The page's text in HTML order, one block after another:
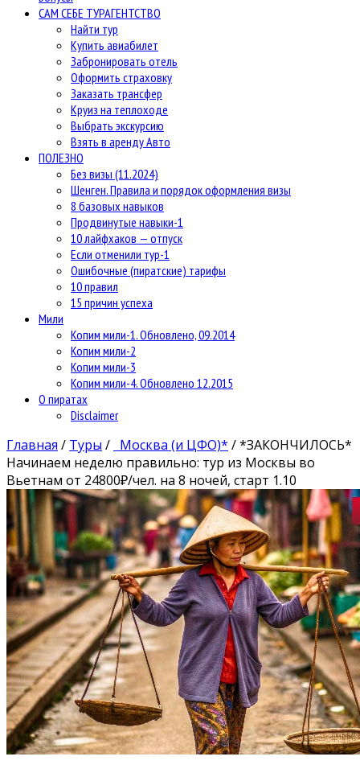
САМ СЕБЕ ТУРАГЕНТСТВО
Найти тур
Купить авиабилет
Забронировать отель
Оформить страховку
Заказать трансфер
Круиз на теплоходе
Выбрать экскурсию
Взять в аренду Авто
ПОЛЕЗНО
Без визы (11.2024)
Шенген. Правила и порядок оформления визы
8 базовых навыков
Продвинутые навыки-1
10 лайфхаков — отпуск
Если отменили тур-1
Ошибочные (пиратские) тарифы
10 правил
15 причин успеха
Мили
Копим мили-1. Обновлено, 09.2014
Копим мили-2
Копим мили-3
Копим мили-4. Обновлено 12.2015
О пиратах
Disclaimer
Главная / Туры / Москва (и ЦФО)* /*ЗАКОНЧИЛОСЬ*
Начинаем неделю правильно: тур из Москвы во
Вьетнам от 24800₽/чел. на 8 ночей, старт 1.10